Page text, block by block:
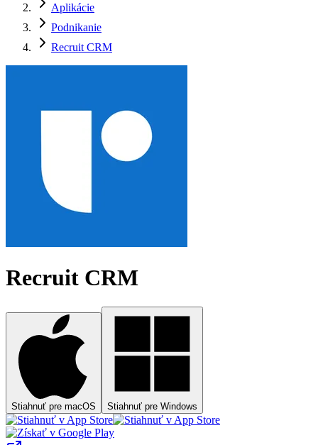
Aplikácie
Podnikanie
Recruit CRM
Recruit CRM
Stiahnuť pre macOS Stiahnuť pre Windows